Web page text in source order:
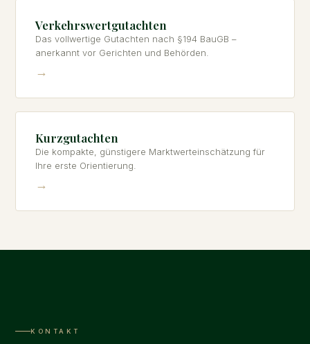
Verkehrswertgutachten
Das vollwertige Gutachten nach §194 BauGB –
anerkannt vor Gerichten und Behörden.
→
Kurzgutachten
Die kompakte, günstigere Marktwerteinschätzung für
Ihre erste Orientierung.
→
KONTAKT